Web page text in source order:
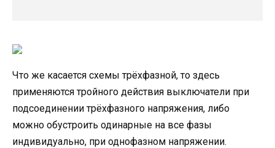
Что же касается схемы трёхфазной, то здесь
применяются тройного действия выключатели при
подсоединении трёхфазного напряжения, либо
можно обустроить одинарные на все фазы
индивидуально, при однофазном напряжении.